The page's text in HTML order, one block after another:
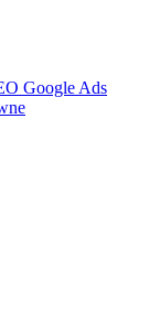
Google Ads